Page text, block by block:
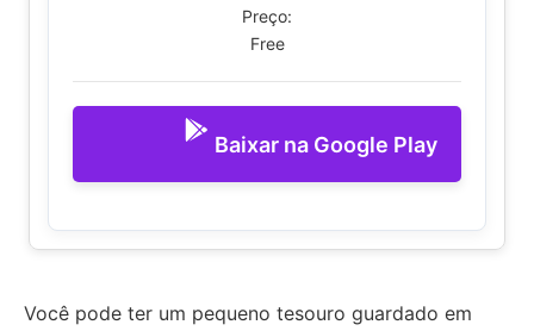
Preço:
Free
Baixar na Google Play
Você pode ter um pequeno tesouro guardado em